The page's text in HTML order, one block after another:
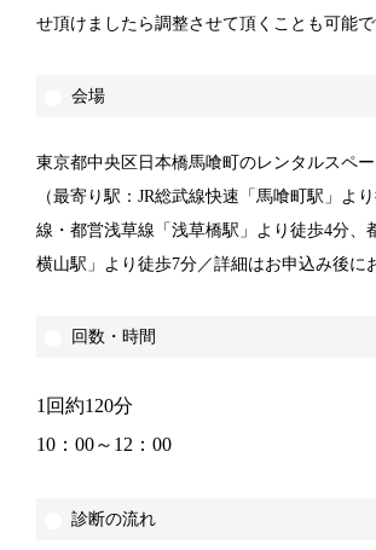
せ頂けましたら調整させて頂くことも可能で
会場
東京都中央区日本橋馬喰町のレンタルスペー
（最寄り駅：JR総武線快速「馬喰町駅」よ
線・都営浅草線「浅草橋駅」より徒歩4分、
横山駅」より徒歩7分／詳細はお申込み後に
回数・時間
1回約120分
10：00～12：00
診断の流れ